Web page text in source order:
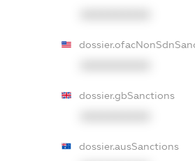
dossier.gbSanctions
dossier.ausSanctions